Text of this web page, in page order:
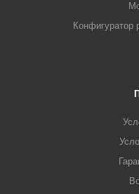
Конфигуратор